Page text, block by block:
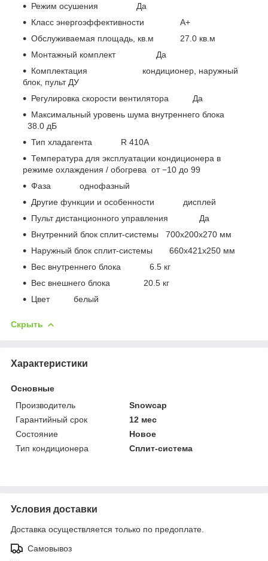
Режим осушения Да
Класс энергоэффективности A+
Обслуживаемая площадь, кв.м 27.0 кв.м
Монтажный комплект Да
Комплектация кондиционер, наружный
блок, пульт ДУ
Регулировка скорости вентилятора Да
Максимальный уровень шума внутреннего блока
38.0 дБ
Тип хладагента R 410A
Температура для эксплуатации кондиционера в
режиме охлаждения / обогрева от −10 до 99
Фаза однофазный
Другие функции и особенности дисплей
Пульт дистанционного управления Да
Внутренний блок сплит-системы 700x200x270 мм
Наружный блок сплит-системы 660x421x250 мм
Вес внутреннего блока 6.5 кг
Вес внешнего блока 20.5 кг
Цвет белый
Скрыть
Характеристики
Основные
Производитель
Snowcap
Гарантийный срок
12 мес
Состояние
Новое
Тип кондиционера
Сплит-система
Условия доставки
Доставка осуществляется только по предоплате.
Самовывоз